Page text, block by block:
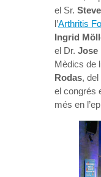
el Sr.
l’Arthritis
Ingrid
el Dr. Jose
Mèdics de
Rodas, del
el congrés
més en